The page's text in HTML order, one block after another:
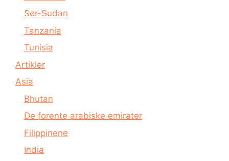
Sør-Sudan
Tanzania
Tunisia
Artikler
Asia
Bhutan
De forente arabiske emirater
Filippinene
India